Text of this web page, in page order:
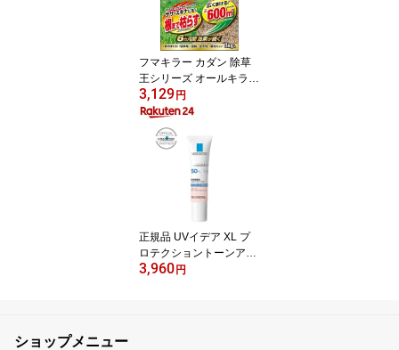
フマキラー カダン 除草
王シリーズ オールキラー
粒剤(3kg)【カダン】
3,129 円
正規品 UVイデア XL プ
ロテクショントーンアッ
プ ローズ(30ml)【lvp】
3,960 円
ショップメニュー